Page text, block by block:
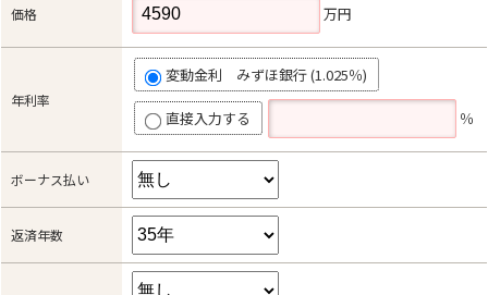
価格 万円
年利率
変動金利 みずほ銀行 (1.025％)
直接入力する ％
ボーナス払い
返済年数